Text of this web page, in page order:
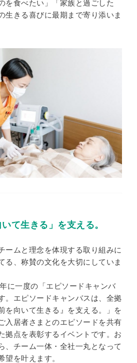
を食べたい」「家族と過ごした
生きる喜びに最期まで寄り添いま
て生きる」を支える。
ームと理念を体現する取り組みに
る、称賛の文化を大切にしていま
に一度の「エピソードキャンバ
。エピソードキャンバスは、全拠
を向いて生きる』を支える。」を
入居者さまとのエピソードを共有
拠点を表彰するイベントです。お
、チーム一体・全社一丸となって
望を叶えます。